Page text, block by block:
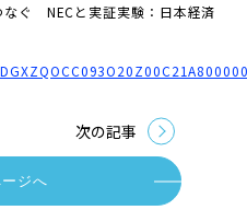
なぐ NECと実証実験：日本経済
ジへ
次の記事